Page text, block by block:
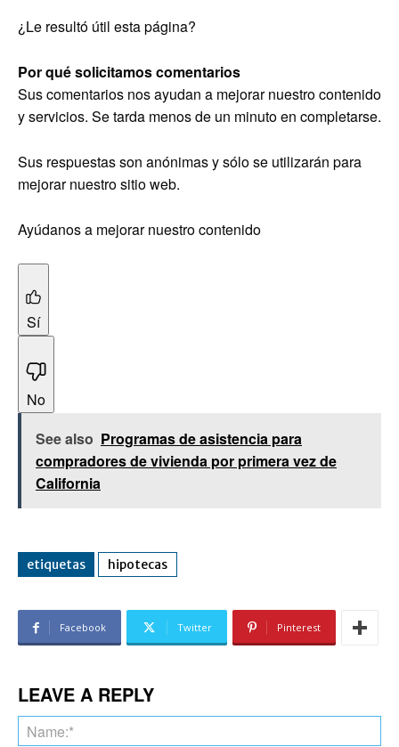
¿Le resultó útil esta página?
Por qué solicitamos comentarios
Sus comentarios nos ayudan a mejorar nuestro contenido
y servicios. Se tarda menos de un minuto en completarse.
Sus respuestas son anónimas y sólo se utilizarán para
mejorar nuestro sitio web.
Ayúdanos a mejorar nuestro contenido
Sí
No
See also Programas de asistencia para
compradores de vivienda por primera vez de
California
etiquetas hipotecas
Facebook Twitter Pinterest
LEAVE A REPLY